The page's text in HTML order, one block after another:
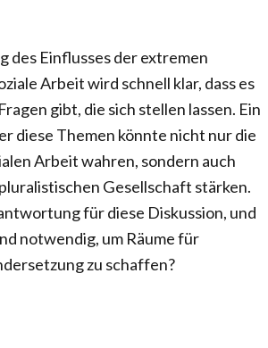
des Einflusses der extremen
Arbeit wird schnell klar, dass es
gibt, die sich stellen lassen. Ein
diese Themen könnte nicht nur die
Arbeit wahren, sondern auch
Gesellschaft stärken.
für diese Diskussion, und
notwendig, um Räume für
zu schaffen?